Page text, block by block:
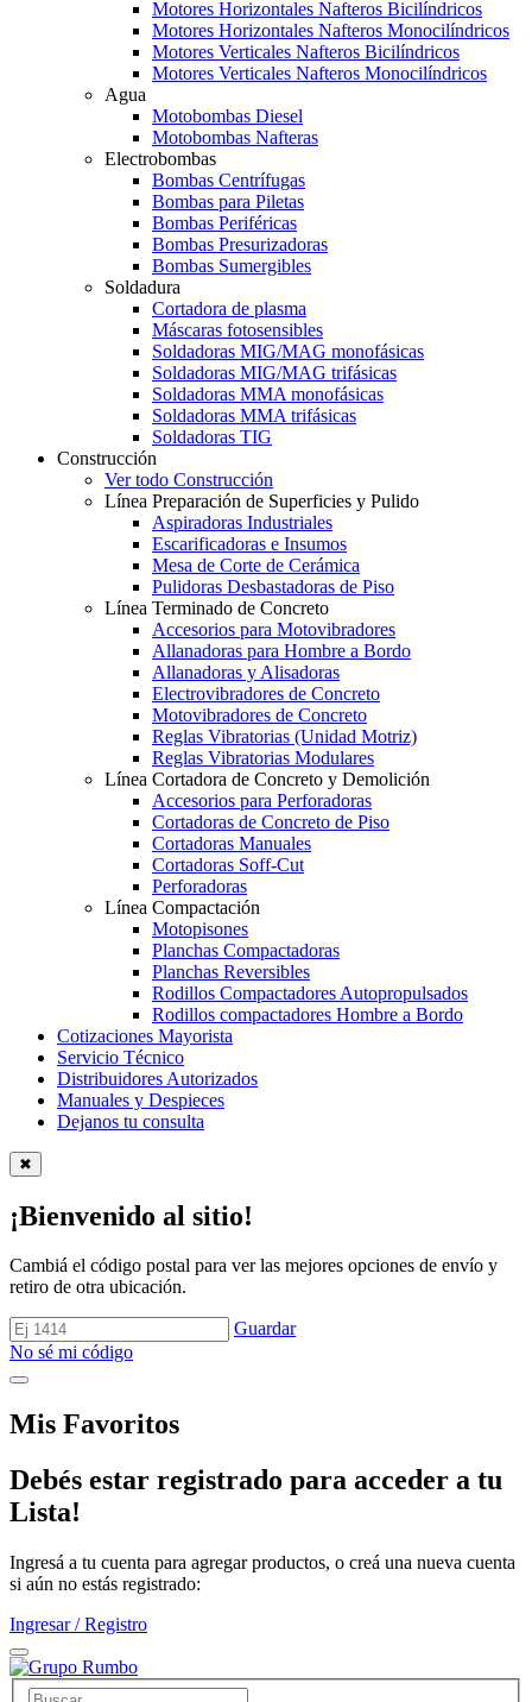
Motores Horizontales Nafteros Bicilíndricos
Motores Horizontales Nafteros Monocilíndricos
Motores Verticales Nafteros Bicilíndricos
Motores Verticales Nafteros Monocilíndricos
Agua
Motobombas Diesel
Motobombas Nafteras
Electrobombas
Bombas Centrífugas
Bombas para Piletas
Bombas Periféricas
Bombas Presurizadoras
Bombas Sumergibles
Soldadura
Cortadora de plasma
Máscaras fotosensibles
Soldadoras MIG/MAG monofásicas
Soldadoras MIG/MAG trifásicas
Soldadoras MMA monofásicas
Soldadoras MMA trifásicas
Soldadoras TIG
Construcción
Ver todo Construcción
Línea Preparación de Superficies y Pulido
Aspiradoras Industriales
Escarificadoras e Insumos
Mesa de Corte de Cerámica
Pulidoras Desbastadoras de Piso
Línea Terminado de Concreto
Accesorios para Motovibradores
Allanadoras para Hombre a Bordo
Allanadoras y Alisadoras
Electrovibradores de Concreto
Motovibradores de Concreto
Reglas Vibratorias (Unidad Motriz)
Reglas Vibratorias Modulares
Línea Cortadora de Concreto y Demolición
Accesorios para Perforadoras
Cortadoras de Concreto de Piso
Cortadoras Manuales
Cortadoras Soff-Cut
Perforadoras
Línea Compactación
Motopisones
Planchas Compactadoras
Planchas Reversibles
Rodillos Compactadores Autopropulsados
Rodillos compactadores Hombre a Bordo
Cotizaciones Mayorista
Servicio Técnico
Distribuidores Autorizados
Manuales y Despieces
Dejanos tu consulta
✖
¡Bienvenido al sitio!
Cambiá el código postal para ver las mejores opciones de envío y
retiro de otra ubicación.
Guardar
No sé mi código
Mis Favoritos
Debés estar registrado para acceder a tu
Lista!
Ingresá a tu cuenta para agregar productos, o creá una nueva cuenta
si aún no estás registrado:
Ingresar / Registro